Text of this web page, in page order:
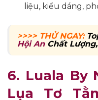
liệu, kiểu dáng,
>>>> THỬ NGAY:
Hội AnChất
6. Luala By
Lụa Tơ